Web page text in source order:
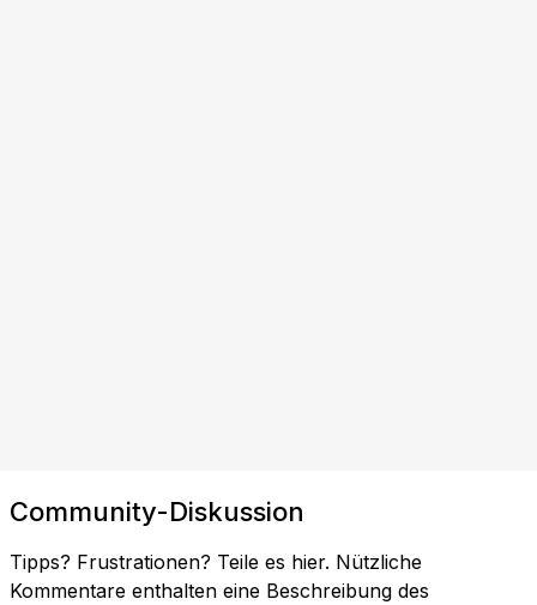
Community-Diskussion
Tipps? Frustrationen? Teile es hier. Nützliche
Kommentare enthalten eine Beschreibung des